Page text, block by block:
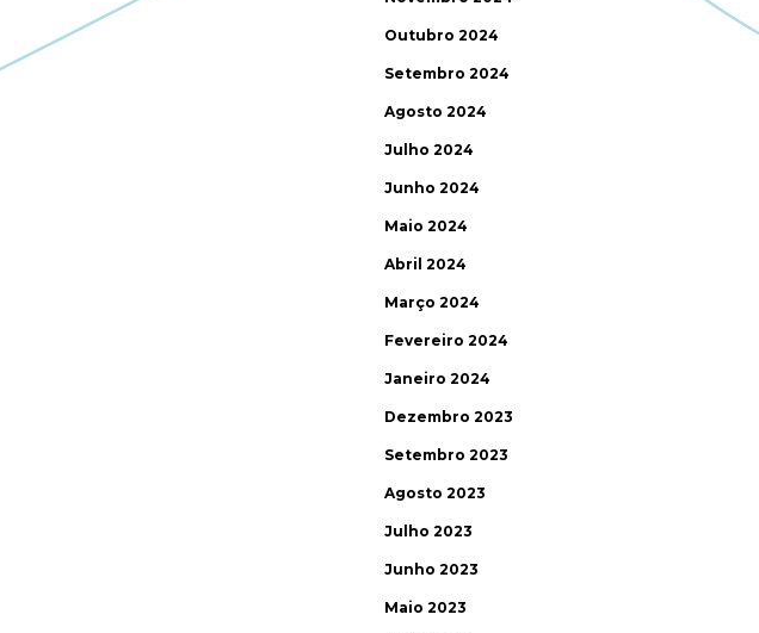
Outubro 2024
Setembro 2024
Agosto 2024
Julho 2024
Junho 2024
Maio 2024
Abril 2024
Março 2024
Fevereiro 2024
Janeiro 2024
Dezembro 2023
Setembro 2023
Agosto 2023
Julho 2023
Junho 2023
Maio 2023